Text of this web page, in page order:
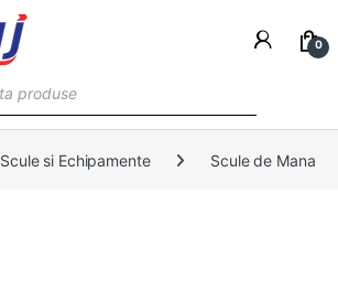
0
Scule si Echipamente Scule de Mana